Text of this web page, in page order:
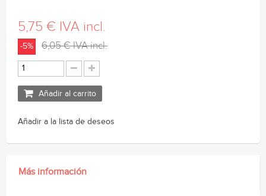
5,75 € IVA incl.
-5% 6,05 €IVA incl.
Añadir al carrito
Añadir a la lista de deseos
Más información